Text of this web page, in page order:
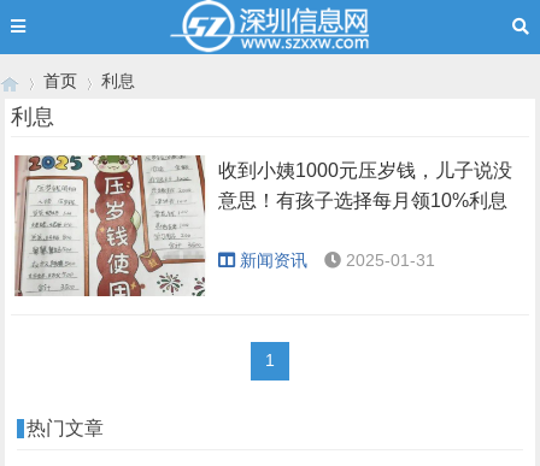
›
首页
›
利息
利息
收到小姨1000元压岁钱，儿子说没
意思！有孩子选择每月领10%利息
新闻资讯 2025-01-31
1
热门文章